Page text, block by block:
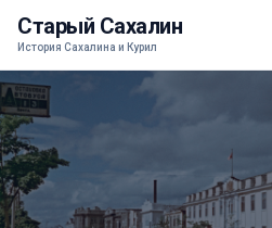
Старый Сахалин
История Сахалина и Курил